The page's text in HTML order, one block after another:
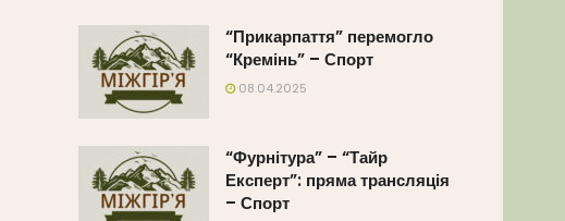
“Прикарпаття” перемогло
“Кремінь” – Спорт
08.04.2025
“Фурнітура” – “Тайр
Експерт”: пряма трансляція
– Спорт